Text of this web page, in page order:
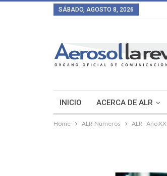
SÁBADO, AGOSTO 8, 2026
INICIO ACERCA DE ALR
Home ALR-Números ALR - Año XX